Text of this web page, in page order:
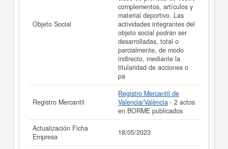
realizado el 18/05/2023.
Objeto Social
complementos, artículos y
material deportivo. Las
actividades integrantes del
objeto social podrán ser
desarrolladas, total o
parcialmente, de modo
indirecto, mediante la
titularidad de acciones o
pa
Registro Mercantil
Registro Mercantil de
Valencia/València - 2 actos
en BORME publicados
Actualización Ficha
Empresa
18/05/2023